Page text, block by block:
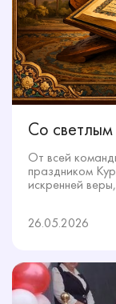
Со
От всей
праздником
искренней веры,
26.05.2026